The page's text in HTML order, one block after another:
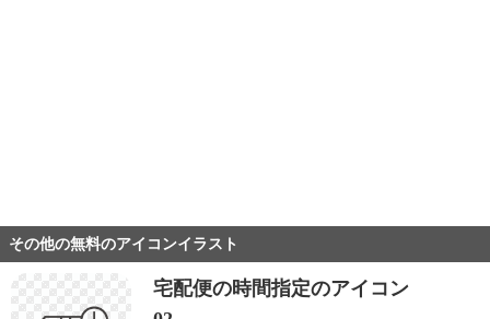
その他の無料のアイコンイラスト
宅配便の時間指定のアイコン